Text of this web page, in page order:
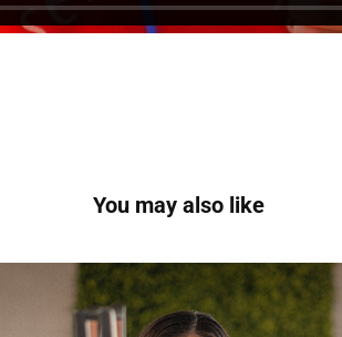
You may also like